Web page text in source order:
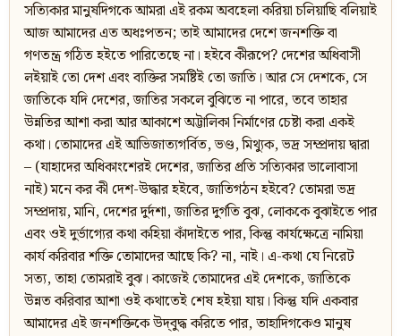
সত্যিকার মানুষদিগকে আমরা এই রকম অবহেলা করিয়া চলিয়াছি বলিয়াই
আজ আমাদের এত অধঃপতন; তাই আমাদের দেশে জনশক্তি বা
গণতন্ত্র গঠিত হইতে পারিতেছে না। হইবে কীরূপে? দেশের অধিবাসী
লইয়াই তো দেশ এবং ব্যক্তির সমষ্টিই তো জাতি। আর সে দেশকে, সে
জাতিকে যদি দেশের, জাতির সকলে বুঝিতে না পারে, তবে তাহার
উন্নতির আশা করা আর আকাশে অট্টালিকা নির্মাণের চেষ্টা করা একই
কথা। তোমাদের এই আভিজাত্যগর্বিত, ভণ্ড, মিথ্যুক, ভদ্র সম্প্রদায় দ্বারা
– (যাহাদের অধিকাংশেরই দেশের, জাতির প্রতি সত্যিকার ভালোবাসা
নাই) মনে কর কী দেশ-উদ্ধার হইবে, জাতিগঠন হইবে? তোমরা ভদ্র
সম্প্রদায়, মানি, দেশের দুর্দশা, জাতির দুর্গতি বুঝ, লোককে বুঝাইতে পার
এবং ওই দুর্ভাগ্যের কথা কহিয়া কাঁদাইতে পার, কিন্তু কার্যক্ষেত্রে নামিয়া
কার্য করিবার শক্তি তোমাদের আছে কি? না, নাই। এ-কথা যে নিরেট
সত্য, তাহা তোমরাই বুঝ। কাজেই তোমাদের এই দেশকে, জাতিকে
উন্নত করিবার আশা ওই কথাতেই শেষ হইয়া যায়। কিন্তু যদি একবার
আমাদের এই জনশক্তিকে উদ্‌বুদ্ধ করিতে পার, তাহাদিগকেও মানুষ